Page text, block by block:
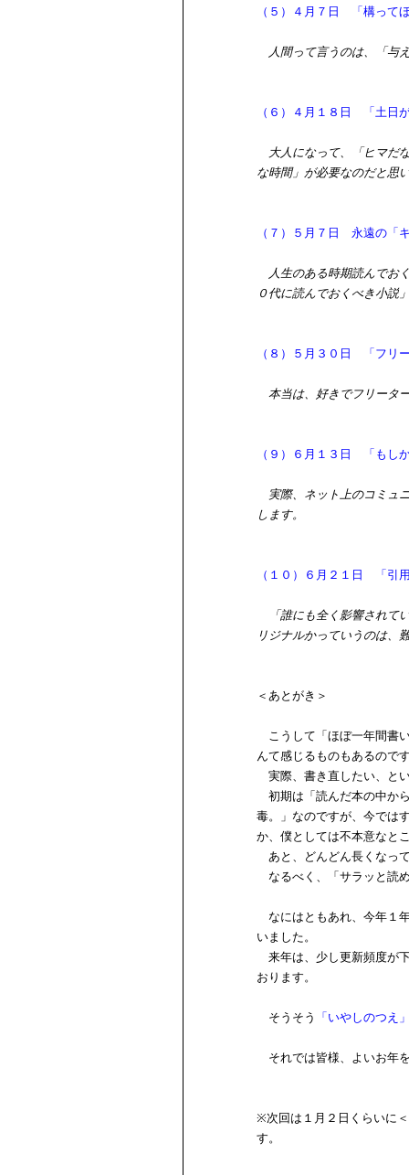
（５）４月７日 「構って
人間って言うのは、「与
（６）４月１８日 「土日
大人になって、「ヒマだ
な時間」が必要なのだと思
（７）５月７日 永遠の「
人生のある時期読んでお
０代に読んでおくべき小説
（８）５月３０日 「フリ
本当は、好きでフリータ
（９）６月１３日 「もし
実際、ネット上のコミュ
します。
（１０）６月２１日 「引
「誰にも全く影響され
リジナルかっていうのは、
＜あとがき＞
こうして「ほぼ一年間書
んて感じるものもあるので
実際、書き直したい、と
初期は「読んだ本の中か
毒。」なのですが、今では
か、僕としては不本意なと
あと、どんどん長くなっ
なるべく、「サラッと読
なにはともあれ、今年１
いました。
来年は、少し更新頻度が
おります。
そうそう 「いやしのつえ
それでは皆様、よいお年
※次回は１月２日くらいに
す。